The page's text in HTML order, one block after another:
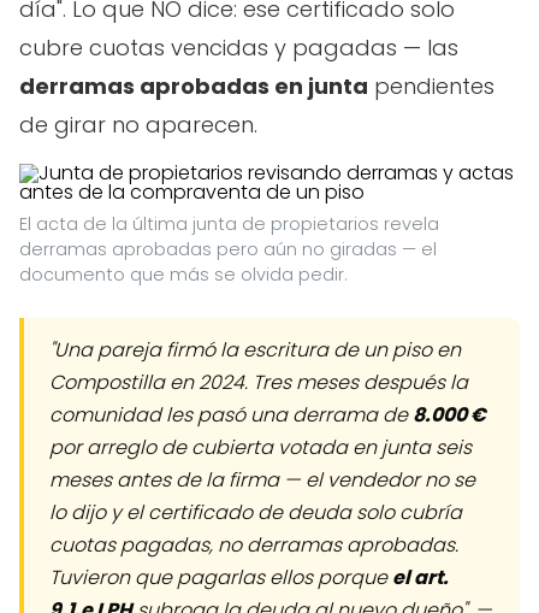
día". Lo que NO dice: ese certificado solo
cubre cuotas vencidas y pagadas — las
derramas aprobadas en junta pendientes
de girar no aparecen.
El acta de la última junta de propietarios revela
derramas aprobadas pero aún no giradas — el
documento que más se olvida pedir.
"Una pareja firmó la escritura de un piso en
Compostilla en 2024. Tres meses después la
comunidad les pasó una derrama de8.000 €
por arreglo de cubierta votada en junta seis
meses antes de la firma — el vendedor no se
lo dijo y el certificado de deuda solo cubría
cuotas pagadas, no derramas aprobadas.
Tuvieron que pagarlas ellos porqueel art.